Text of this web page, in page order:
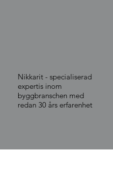
Nikkarit - specialiserad
expertis inom
byggbranschen med
redan 30 års erfarenhet